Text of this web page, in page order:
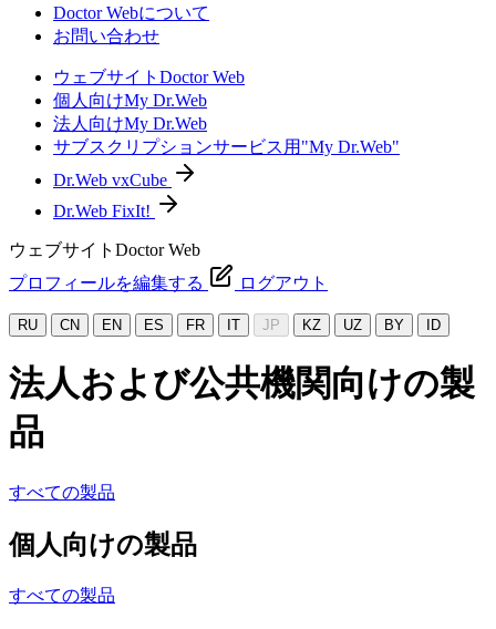
Doctor Webについて
お問い合わせ
ウェブサイトDoctor Web
個人向けMy Dr.Web
法人向けMy Dr.Web
サブスクリプションサービス用"My Dr.Web"
Dr.Web vxCube
Dr.Web FixIt!
ウェブサイトDoctor Web
プロフィールを編集する
ログアウト
RU CN EN ES FR IT JP KZ UZ BY ID
法人および公共機関向けの製
品
すべての製品
個人向けの製品
すべての製品